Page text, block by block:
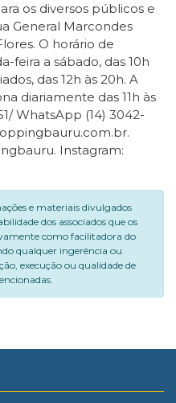
os diversos públicos e
General Marcondes
O horário de
feira a sábado, das 10h
das 12h às 20h. A
diariamente das 11h às
WhatsApp (14) 3042-
Instagram:
e materiais divulgados
dos associados que os
como facilitadora do
qualquer ingerência ou
execução ou qualidade de